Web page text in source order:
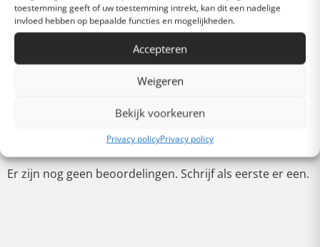
toestemming geeft of uw toestemming intrekt, kan dit een nadelige
invloed hebben op bepaalde functies en mogelijkheden.
Accepteren
Weigeren
Bekijk voorkeuren
Privacy policyPrivacy policy
Gemiddeld
Schrijf een review
Er zijn nog geen beoordelingen. Schrijf als eerste er een.